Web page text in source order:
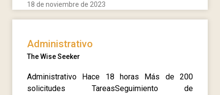
18 de noviembre de 2023
Administrativo
The Wise Seeker
Administrativo Hace 18 horas Más de 200
solicitudes TareasSeguimiento de